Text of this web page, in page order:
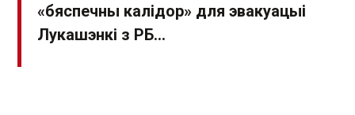
«бяспечны калідор» для эвакуацыі
Лукашэнкі з РБ…